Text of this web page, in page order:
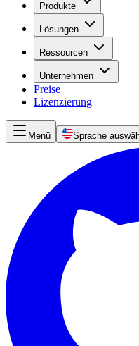
Produkte
Lösungen
Ressourcen
Unternehmen
Preise
Lizenzierung
Menü Sprache